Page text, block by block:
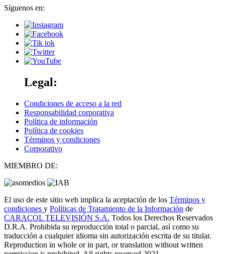
Síguenos en:
Legal:
Condiciones de acceso a la red
Responsabilidad corporativa
Política de información
Política de cookies
Términos y condiciones
Corporativo
MIEMBRO DE:
El uso de este sitio web implica la aceptación de los Términos y
condiciones y Políticas de Tratamiento de la Información de
CARACOL TELEVISIÓN S.A. Todos los Derechos Reservados
D.R.A. Prohibida su reproducción total o parcial, así como su
traducción a cualquier idioma sin autorización escrita de su titular.
Reproduction in whole or in part, or translation without written